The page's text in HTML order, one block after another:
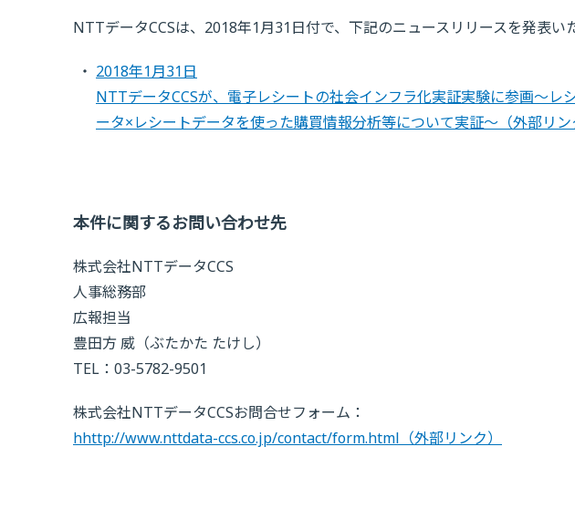
NTTデータCCSは、2018年1月31日付で、下記のニュースリリースを発表い
2018年1月31日
NTTデータCCSが、電子レシートの社会インフラ化実証実験に参画～
ータ×レシートデータを使った購買情報分析等について実証～ （外部リン
本件に関するお問い合わせ先
株式会社NTTデータCCS
人事総務部
広報担当
豊田方 威（ぶたかた たけし）
TEL：03-5782-9501
株式会社NTTデータCCSお問合せフォーム：
hhttp://www.nttdata-ccs.co.jp/contact/form.html （外部リンク）